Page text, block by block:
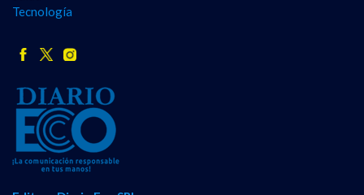
Tecnología